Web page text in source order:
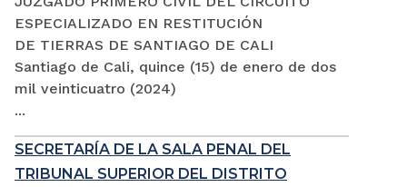
ESPECIALIZADO EN RESTITUCIÓN
DE TIERRAS DE SANTIAGO DE CALI
Santiago de Cali, quince (15) de enero de dos
mil veinticuatro (2024)
...
SECRETARÍA DE LA SALA PENAL DEL
TRIBUNAL SUPERIOR DEL DISTRITO